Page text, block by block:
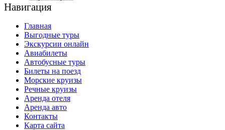
Навигация
Главная
Выгодные туры
Экскурсии онлайн
Авиабилеты
Автобусные туры
Билеты на поезд
Морские круизы
Речные круизы
Аренда отеля
Аренда авто
Контакты
Карта сайта